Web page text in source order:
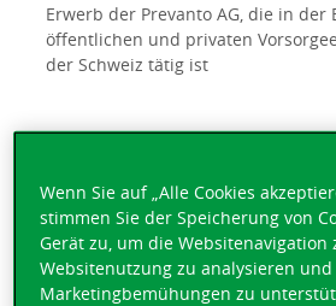
Erwerb der Prevanto AG, die in der
öffentlichen und privaten
der Schweiz tätig ist
2021
Swiss Tennis, Sponsoring
Schweizer
Wenn Sie auf „Alle Cookies
stimmen Sie der Speicherung von
Gerät zu, um die Websitenavigation
Websitenutzung zu analysieren
Marketingbemühungen zu